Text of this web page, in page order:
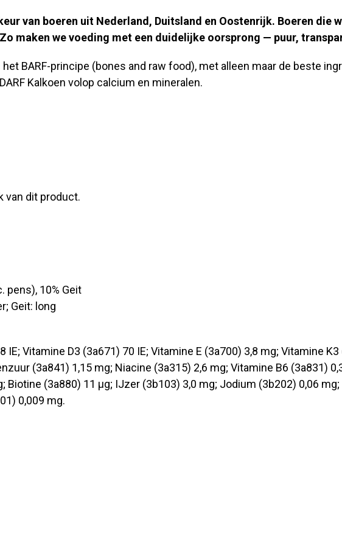
van boeren uit Nederland, Duitsland en Oostenrijk. Boeren die
maken we voeding met een duidelijke oorsprong — puur,
BARF-principe (bones and raw food), met alleen maar de beste
Kalkoen volop calcium en mineralen.
van dit product.
pens), 10% Geit
Geit: long
Vitamine D3 (3a671) 70 IE; Vitamine E (3a700) 3,8 mg; Vitamine
(3a841) 1,15 mg; Niacine (3a315) 2,6 mg; Vitamine B6 (3a831)
(3a880) 11 µg; IJzer (3b103) 3,0 mg; Jodium (3b202) 0,06
0,009 mg.